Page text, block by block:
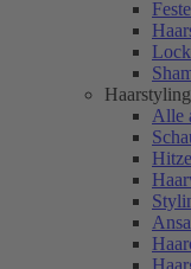
Haarstyling
Alle